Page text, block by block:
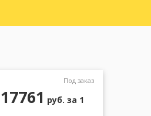
Под заказ
17761 руб. за 1